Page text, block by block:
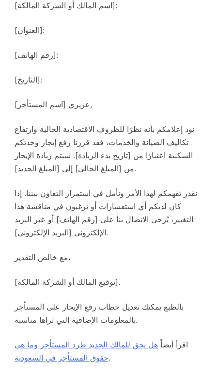
[اسم المالك أو الشركة المالكة]:
[العنوان]:
[رقم الهاتف]:
[التاريخ]:
عزيزي [اسم المستأجر],
نود إعلامكم بأنه نظرًا للظروف الاقتصادية الحالية وارتفاع
تكاليف الصيانة والخدمات، فقد قررنا رفع إيجار وحدتكم
السكنية اعتبارًا من [تاريخ بدء الزيادة]. سيتم زيادة الإيجار
من [المبلغ الحالي] إلى [المبلغ الجديد].
نقدر تفهمكم لهذا الأمر ونأمل في استمرار التعاون بيننا. إذا
كان لديكم أي استفسارات أو ترغبون في مناقشة هذا
التغيير، يُرجى الاتصال بنا على [رقم الهاتف] أو عبر البريد
الإلكتروني [البريد الإلكتروني].
مع خالص التقدير،
[توقيع المالك أو الشركة المالكة].
بالطبع يمكنك تعديل خطاب رفع الإيجار على المستأجر
بالمعلومات الإضافية التي تراها مناسبة.
اقرأ أيضاً هل يحق للمالك الجديد طرد المستأجر وما هي
حقوق المستأجر في السعودية.